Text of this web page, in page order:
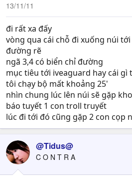
13/11/11
đi rất xa đấy
vòng qua cái chỗ đi xuống núi
đường rẽ
ngã 3,4 có biển chỉ đường
mục tiêu tới iveaguard hay cái
tôi chạy bộ mất khoảng 25'
nhìn chung lúc lên núi sẽ gặp
báo tuyết 1 con troll truyết
lúc đi tới đó cũng gặp 2 con cọp
@Tidus@
C O N T R A